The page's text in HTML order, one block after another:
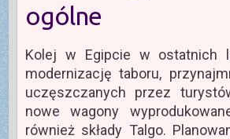
ogólne
Kolej w Egipcie w ostatnich
modernizację taboru,
uczęszczanych przez
nowe wagony
również składy Talgo.